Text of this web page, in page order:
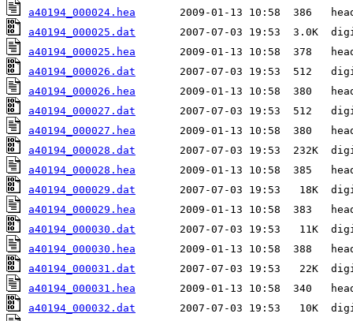
a40194_000024.hea
a40194_000025.dat
a40194_000025.hea
a40194_000026.dat
a40194_000026.hea
a40194_000027.dat
a40194_000027.hea
a40194_000028.dat
a40194_000028.hea
a40194_000029.dat
a40194_000029.hea
a40194_000030.dat
a40194_000030.hea
a40194_000031.dat
a40194_000031.hea
a40194_000032.dat